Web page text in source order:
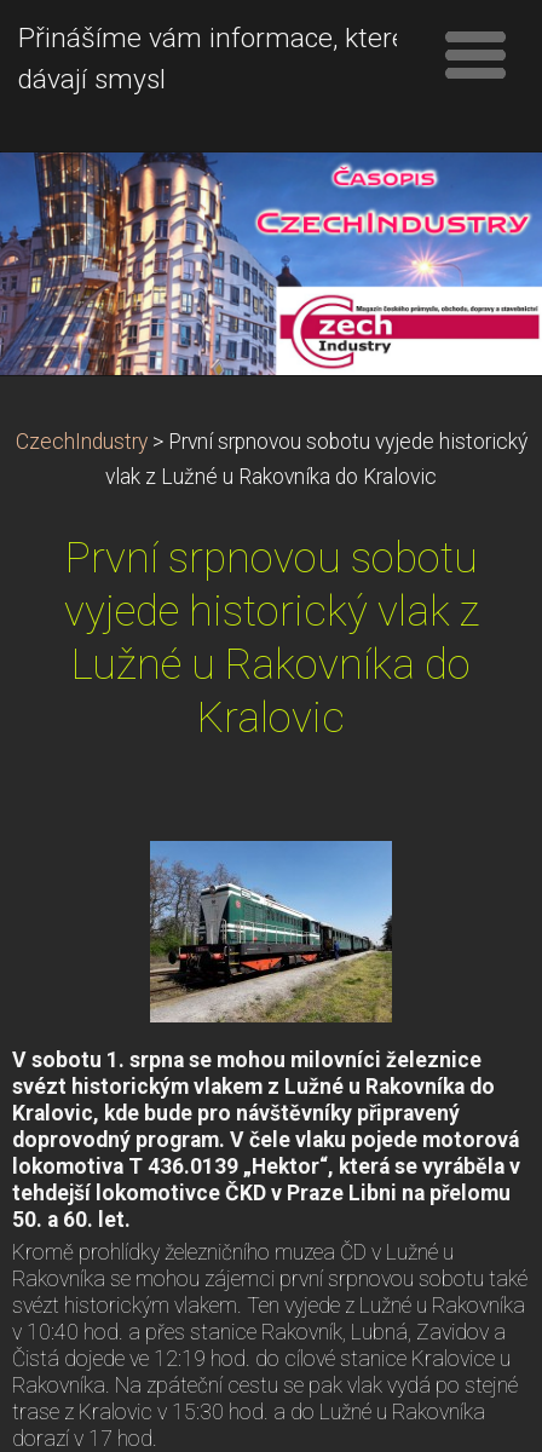
Přinášíme vám informace, které
dávají smysl
CzechIndustry > První srpnovou sobotu vyjede historický
vlak z Lužné u Rakovníka do Kralovic
První srpnovou sobotu
vyjede historický vlak z
Lužné u Rakovníka do
Kralovic
V sobotu 1. srpna se mohou milovníci železnice
svézt historickým vlakem z Lužné u Rakovníka do
Kralovic, kde bude pro návštěvníky připravený
doprovodný program. V čele vlaku pojede motorová
lokomotiva T 436.0139 „Hektor“, která se vyráběla v
tehdejší lokomotivce ČKD v Praze Libni na přelomu
50. a 60. let.
Kromě prohlídky železničního muzea ČD v Lužné u
Rakovníka se mohou zájemci první srpnovou sobotu také
svézt historickým vlakem. Ten vyjede z Lužné u Rakovníka
v 10:40 hod. a přes stanice Rakovník, Lubná, Zavidov a
Čistá dojede ve 12:19 hod. do cílové stanice Kralovice u
Rakovníka. Na zpáteční cestu se pak vlak vydá po stejné
trase z Kralovic v 15:30 hod. a do Lužné u Rakovníka
dorazí v 17 hod.